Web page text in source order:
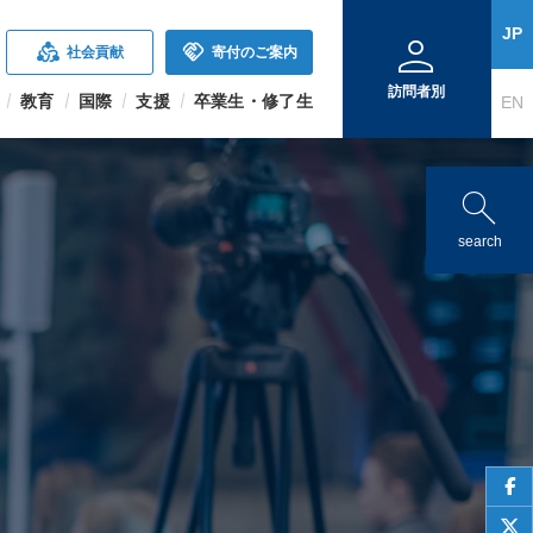
search
search
diversity_2 社会貢献 handshake 寄付のご案内
教育 国際 支援 卒業生・修了生
person
訪問者別
JP
EN